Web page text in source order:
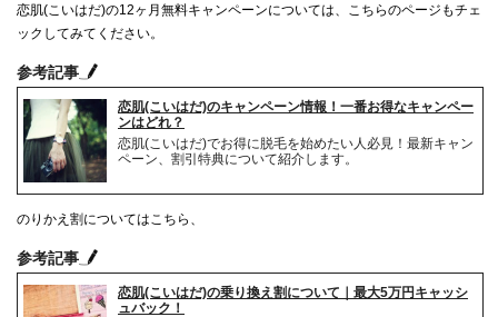
恋肌(こいはだ)の12ヶ月無料キャンペーンについては、こちらのページもチェ
ックしてみてください。
参考記事
恋肌(こいはだ)のキャンペーン情報！一番お得なキャンペー
ンはどれ？
恋肌(こいはだ)でお得に脱毛を始めたい人必見！最新キャン
ペーン、割引特典について紹介します。
のりかえ割についてはこちら、
参考記事
恋肌(こいはだ)の乗り換え割について｜最大5万円キャッシ
ュバック！